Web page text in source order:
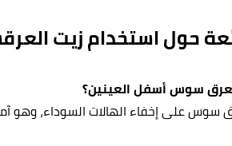
حول استخدام زيت
سوس أسفل العينين؟
سوس على إخفاء الهالات السوداء، وهو